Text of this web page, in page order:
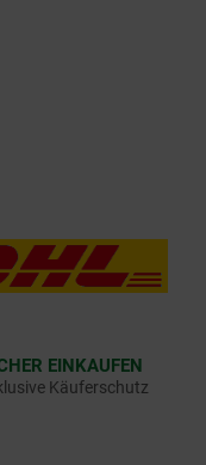
EINKAUFEN
Käuferschutz